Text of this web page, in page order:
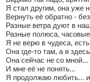
Я стал другим, она уже
Вернуть её обратно -
Разные ветра дуют в
Разные полюса,
Я не верю в чудеса,
Она где-то там, а я
Она сейчас не со мной...
И мне её не понять...
Я продолжаю любить...